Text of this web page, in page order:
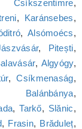
Csíkszentimre,
, Karánsebes,
, Alsómoécs,
, Pitești,
, Algyógy,
,Csíkmenaság,
Balánbánya,
,Tarkő, Slănic,
, Frasin, Brăduleț,